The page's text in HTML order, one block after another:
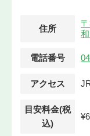
住所
電話番号
アクセス
目安料金(税
込)